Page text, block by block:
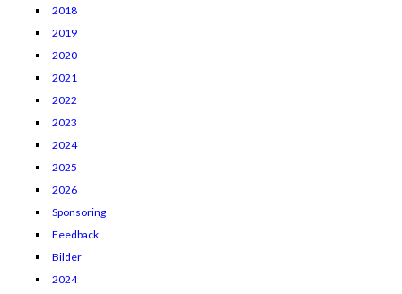
2018
2019
2020
2021
2022
2023
2024
2025
2026
Sponsoring
Feedback
Bilder
2024